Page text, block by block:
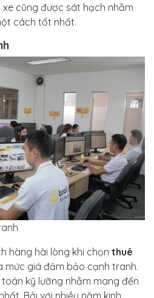
cũng được sát hạch nhằm
cách tốt nhất.
hàng hài lòng khi chọn thuê
mức giá đảm bảo cạnh tranh.
kỹ lưỡng nhằm mang đến
Bởi với nhiều năm kinh